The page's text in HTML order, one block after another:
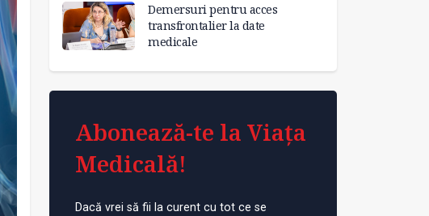
Demersuri pentru acces
transfrontalier la date
medicale
Abonează-te la Viața
Medicală!
Dacă vrei să fii la curent cu tot ce se